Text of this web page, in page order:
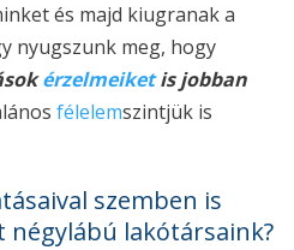
és majd kiugranak a
nyugszunk meg, hogy
érzelmeiketis jobban
félelemszintjük is
szemben is
négylábú lakótársaink?